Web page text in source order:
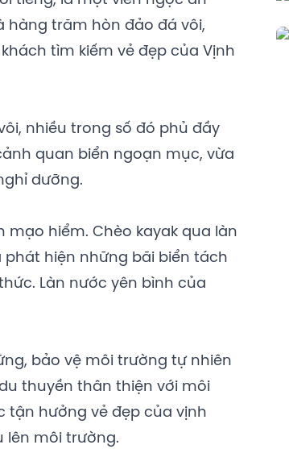
hàng trăm hòn đảo đá vôi,
tìm kiếm vẻ đẹp của Vịnh
nhiều trong số đó phủ đầy
quan biển ngoạn mục, vừa
dưỡng.
hiểm. Chèo kayak qua làn
hiện những bãi biển tách
Làn nước yên bình của
bảo vệ môi trường tự nhiên
thuyền thân thiện với môi
tận hưởng vẻ đẹp của vịnh
lên môi trường.